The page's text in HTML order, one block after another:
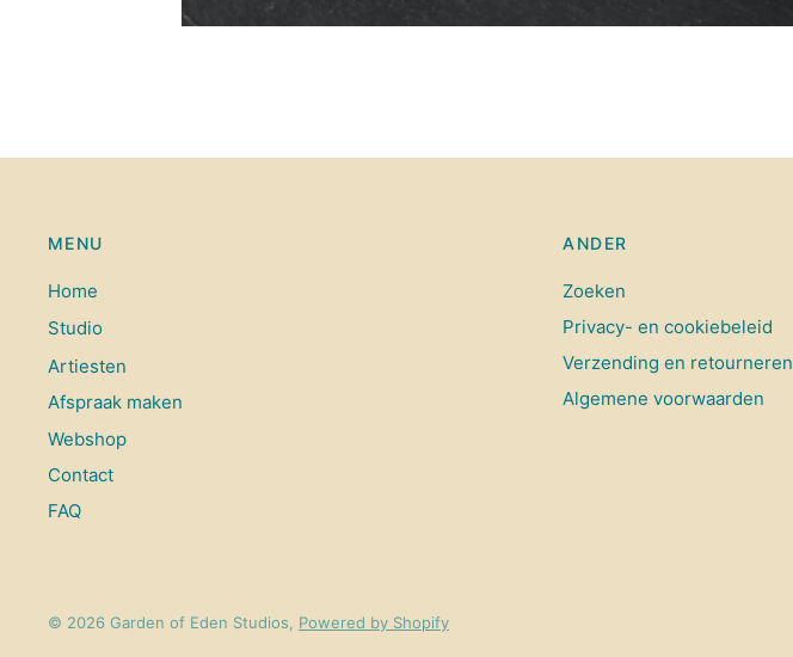
MENU
Home
Studio
Artiesten
Afspraak maken
Webshop
Contact
FAQ
ANDER
Zoeken
Privacy- en cookiebeleid
Verzending en retourneren
Algemene voorwaarden
© 2026 Garden of Eden Studios, Powered by Shopify